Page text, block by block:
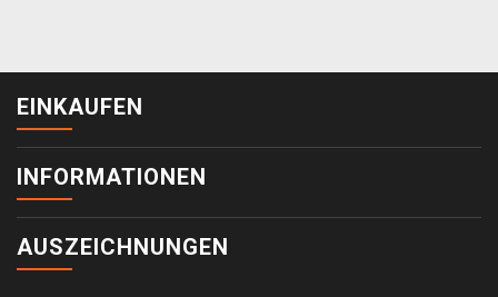
EINKAUFEN
INFORMATIONEN
AUSZEICHNUNGEN